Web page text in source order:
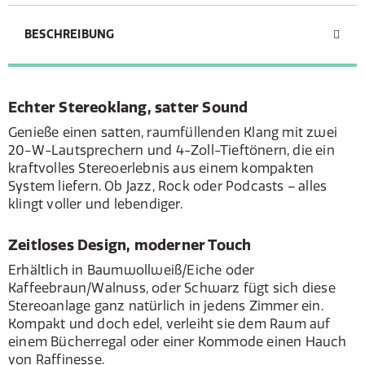
BESCHREIBUNG
Echter Stereoklang, satter Sound
Genieße einen satten, raumfüllenden Klang mit zwei
20-W-Lautsprechern und 4-Zoll-Tieftönern, die ein
kraftvolles Stereoerlebnis aus einem kompakten
System liefern. Ob Jazz, Rock oder Podcasts – alles
klingt voller und lebendiger.
Zeitloses Design, moderner Touch
Erhältlich in Baumwollweiß/Eiche oder
Kaffeebraun/Walnuss, oder Schwarz fügt sich diese
Stereoanlage ganz natürlich in jedens Zimmer ein.
Kompakt und doch edel, verleiht sie dem Raum auf
einem Bücherregal oder einer Kommode einen Hauch
von Raffinesse.